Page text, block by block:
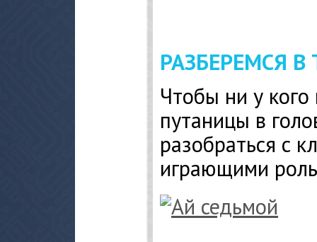
РАЗБЕРЕМСЯ
Чтобы ни у кого
путаницы в
разобраться с
играющими